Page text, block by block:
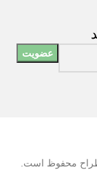
محفوظ است.